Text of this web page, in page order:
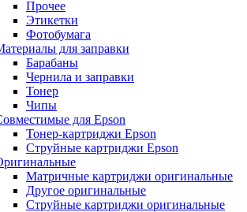
Прочее
Этикетки
Фотобумага
для заправки
Барабаны
Чернила и заправки
Тонер
Чипы
для Epson
Тонер-картриджи Epson
Струйные картриджи Epson
Матричные картриджи оригинальные
Другое оригинальные
Струйные картриджи оригинальные